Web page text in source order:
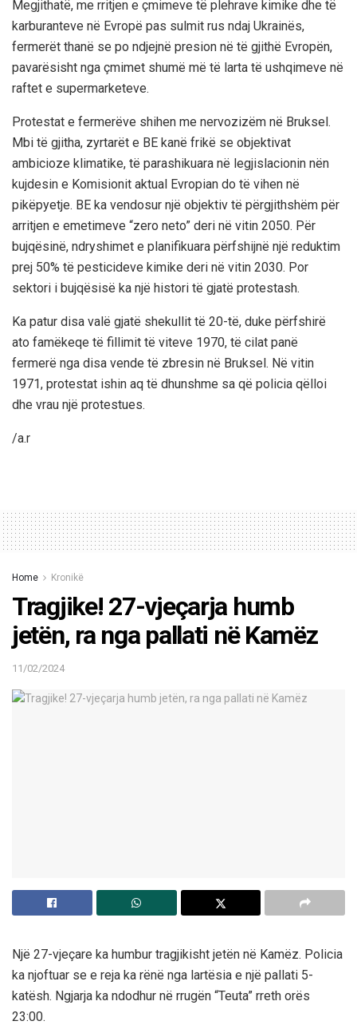
Megjithatë, me rritjen e çmimeve të plehrave kimike dhe të
karburanteve në Evropë pas sulmit rus ndaj Ukrainës,
fermerët thanë se po ndjejnë presion në të gjithë Evropën,
pavarësisht nga çmimet shumë më të larta të ushqimeve në
raftet e supermarketeve.
Protestat e fermerëve shihen me nervozizëm në Bruksel.
Mbi të gjitha, zyrtarët e BE kanë frikë se objektivat
ambicioze klimatike, të parashikuara në legjislacionin nën
kujdesin e Komisionit aktual Evropian do të vihen në
pikëpyetje. BE ka vendosur një objektiv të përgjithshëm për
arritjen e emetimeve “zero neto” deri në vitin 2050. Për
bujqësinë, ndryshimet e planifikuara përfshijnë një reduktim
prej 50% të pesticideve kimike deri në vitin 2030. Por
sektori i bujqësisë ka një histori të gjatë protestash.
Ka patur disa valë gjatë shekullit të 20-të, duke përfshirë
ato famëkeqe të fillimit të viteve 1970, të cilat panë
fermerë nga disa vende të zbresin në Bruksel. Në vitin
1971, protestat ishin aq të dhunshme sa që policia qëlloi
dhe vrau një protestues.
/a.r
Home Kronikë
Tragjike! 27-vjeçarja humb
jetën, ra nga pallati në Kamëz
11/02/2024
Një 27-vjeçare ka humbur tragjikisht jetën në Kamëz. Policia
ka njoftuar se e reja ka rënë nga lartësia e një pallati 5-
katësh. Ngjarja ka ndodhur në rrugën “Teuta” rreth orës
23:00.